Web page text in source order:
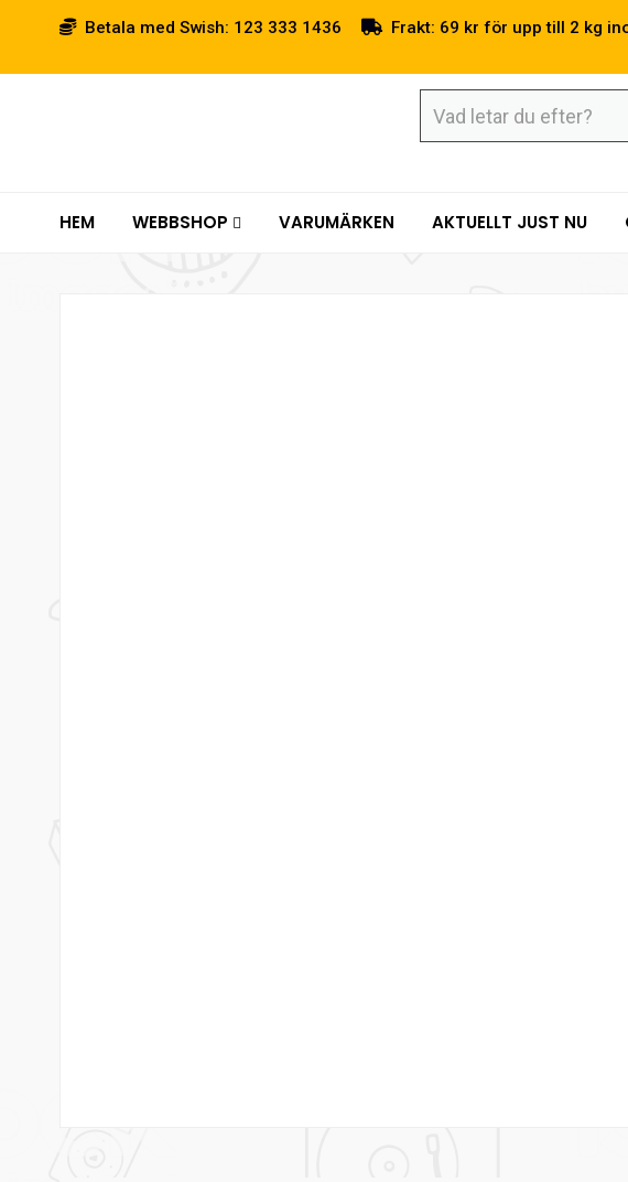
Betala med Swish: 123 333 1436 Frakt: 69 kr för upp till 2 kg
HEM WEBBSHOP VARUMÄRKEN AKTUELLT JUST NU